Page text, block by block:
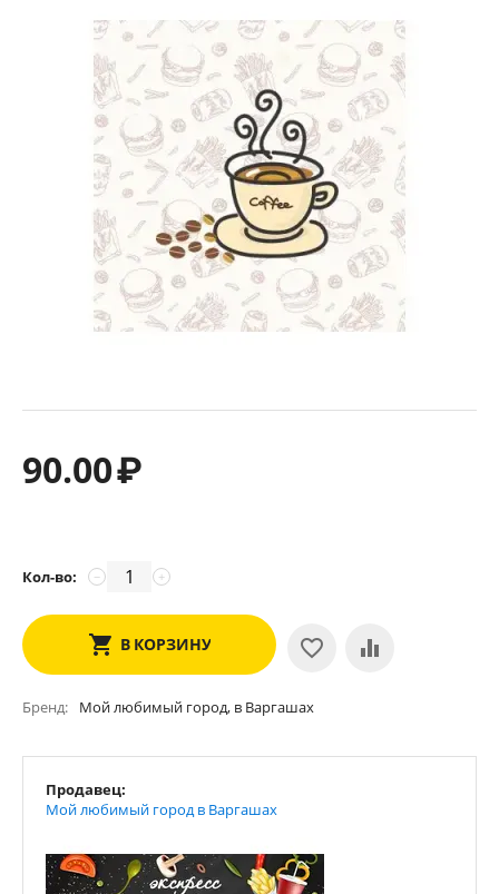
90.00₽
Кол-во: +
−
В КОРЗИНУ
Бренд Мой любимый город, в Варгашах
Продавец:
Мой любимый город в Варгашах